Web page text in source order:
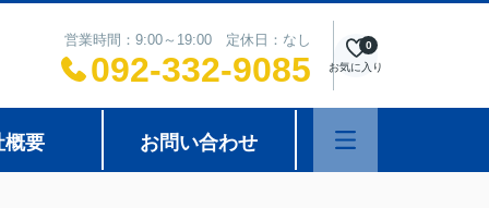
営業時間：9:00～19:00 定休日：なし
092-332-9085 お気に入り
0
概要 お問い合わせ